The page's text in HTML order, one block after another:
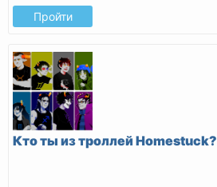
Пройти
Кто ты из троллей Homestuck?